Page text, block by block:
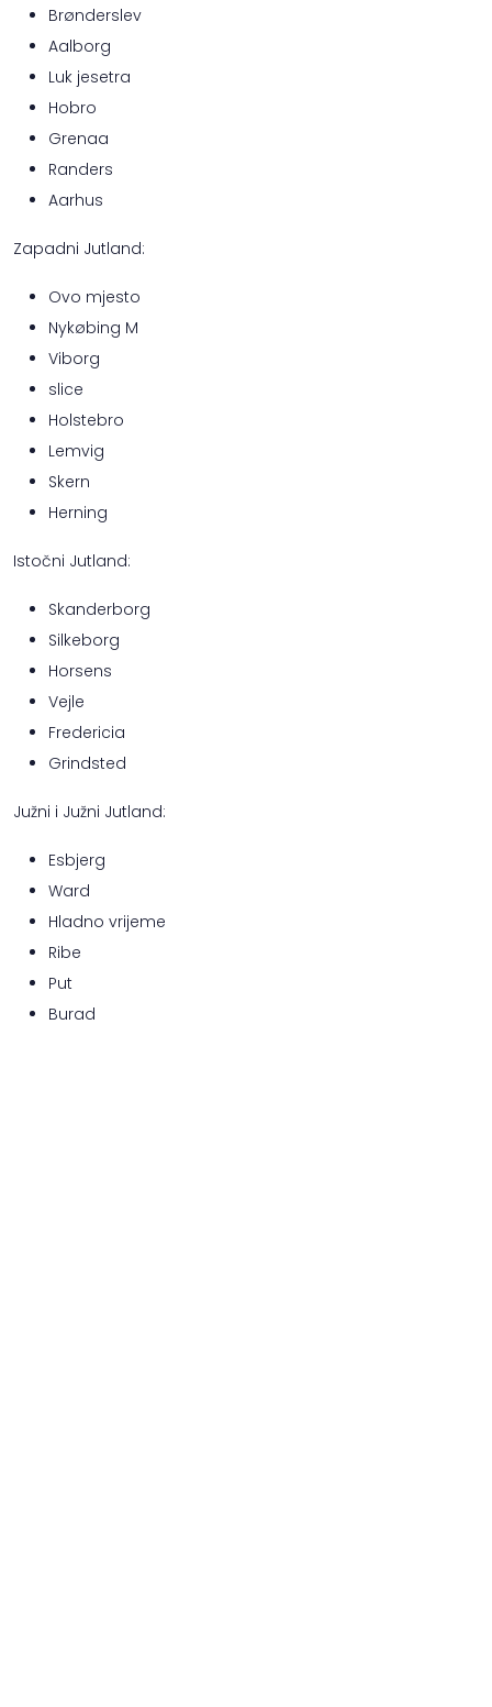
Brønderslev
Aalborg
Luk jesetra
Hobro
Grenaa
Randers
Aarhus
Zapadni Jutland:
Ovo mjesto
Nykøbing M
Viborg
slice
Holstebro
Lemvig
Skern
Herning
Istočni Jutland:
Skanderborg
Silkeborg
Horsens
Vejle
Fredericia
Grindsted
Južni i Južni Jutland:
Esbjerg
Ward
Hladno vrijeme
Ribe
Put
Burad